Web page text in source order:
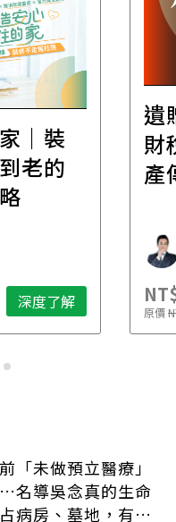
｜裝
老的
深度了解
遺
財
產
原價
「未做預立醫療」
名導吳念真的生命
病房、墓地，有人